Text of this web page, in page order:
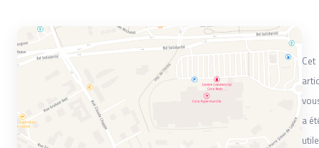
Cet
a